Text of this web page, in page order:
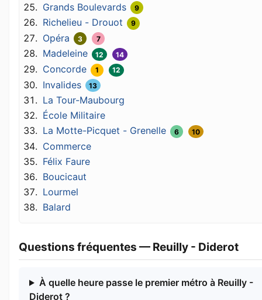
Grands Boulevards 9
Richelieu - Drouot 9
Opéra 3 7
Madeleine 12 14
Concorde 1 12
Invalides 13
La Tour-Maubourg
École Militaire
La Motte-Picquet - Grenelle
6 10
Commerce
Félix Faure
Boucicaut
Lourmel
Balard
Questions fréquentes — Reuilly - Diderot
À quelle heure passe le premier métro à Reuilly -
Diderot ?